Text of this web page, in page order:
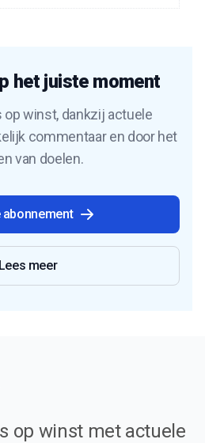
het juiste moment
op winst, dankzij actuele
commentaar en door het
van doelen.
abonnement
Lees meer
op winst met actuele